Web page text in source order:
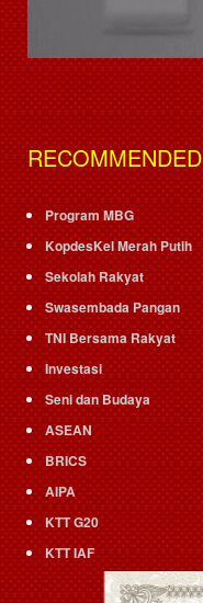
RECOMMENDED
Program MBG
KopdesKel Merah Putih
Sekolah Rakyat
Swasembada Pangan
TNI Bersama Rakyat
Investasi
Seni dan Budaya
ASEAN
BRICS
AIPA
KTT G20
KTT IAF